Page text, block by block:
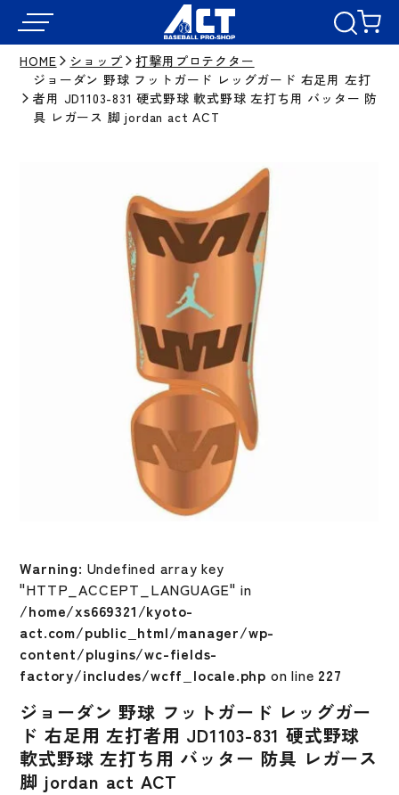
HOME ショップ
打撃用プロテクター
ジョーダン 野球 フットガード レッグガード 右足用 左打
者用 JD1103-831 硬式野球 軟式野球 左打ち用 バッター 防
具 レガース 脚 jordan act ACT
Warning: Undefined array key
"HTTP_ACCEPT_LANGUAGE" in
/home/xs669321/kyoto-
act.com/public_html/manager/wp-
content/plugins/wc-fields-
factory/includes/wcff_locale.php on line 227
ジョーダン 野球 フットガード レッグガー
ド 右足用 左打者用 JD1103-831 硬式野球
軟式野球 左打ち用 バッター 防具 レガース
脚 jordan act ACT